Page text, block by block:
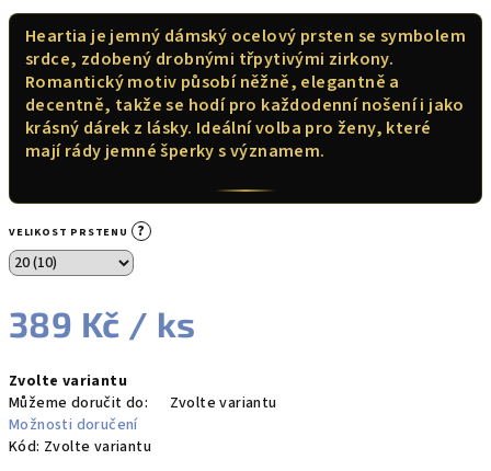
Heartia je jemný dámský ocelový prsten se symbolem
srdce, zdobený drobnými třpytivými zirkony.
Romantický motiv působí něžně, elegantně a
decentně, takže se hodí pro každodenní nošení i jako
krásný dárek z lásky. Ideální volba pro ženy, které
mají rády jemné šperky s významem.
VELIKOST PRSTENU ?
389 Kč / ks
cena:
Zvolte variantu
Můžeme doručit do:
Zvolte variantu
Možnosti doručení
Kód: Zvolte variantu